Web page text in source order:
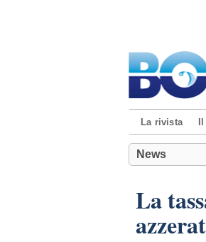
La rivista
News
La